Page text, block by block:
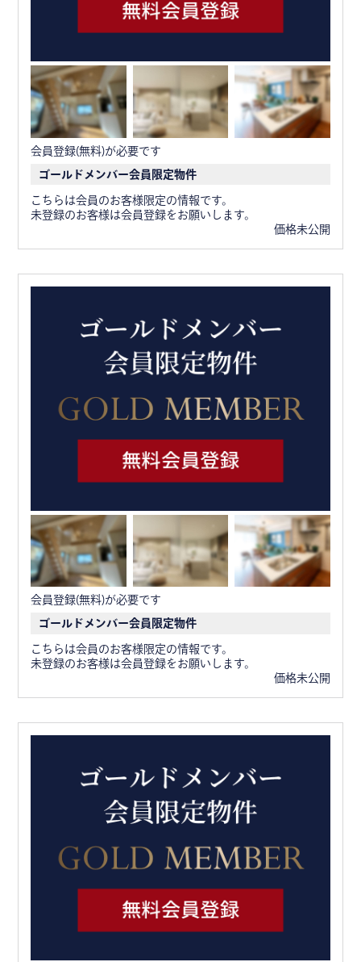
会員登録(無料)が必要です
ゴールドメンバー会員限定物件
こちらは会員のお客様限定の情報です。
未登録のお客様は会員登録をお願いします。
価格未公開
会員登録(無料)が必要です
ゴールドメンバー会員限定物件
こちらは会員のお客様限定の情報です。
未登録のお客様は会員登録をお願いします。
価格未公開